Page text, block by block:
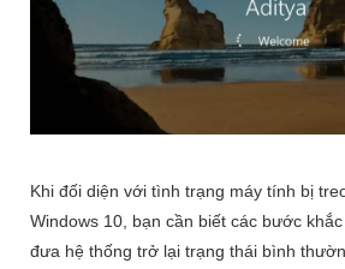
Khi đối diện với tình trạng máy tính bị
Windows 10, bạn cần biết các bước
đưa hệ thống trở lại trạng thái bình